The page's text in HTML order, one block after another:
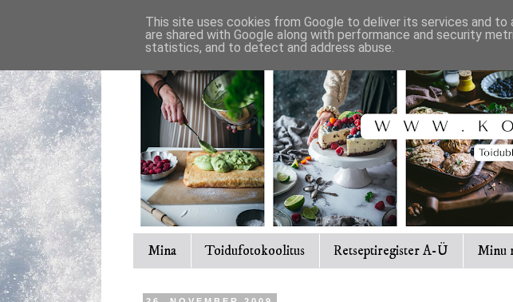
Mina Toidufotokoolitus Retseptiregister A-Ü Minu
This site uses cookies from Google to deliver its services and to
are shared with Google along with performance and security
statistics, and to detect and address abuse.